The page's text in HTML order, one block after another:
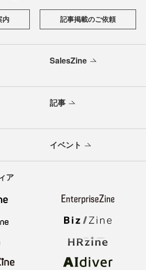
内 記事掲載のご依頼
SalesZine
記事
イベント
ア